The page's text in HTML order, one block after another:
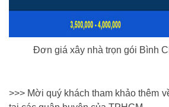
Đơn giá xây nhà trọn gói Bình
>>> Mời quý khách tham khảo thêm